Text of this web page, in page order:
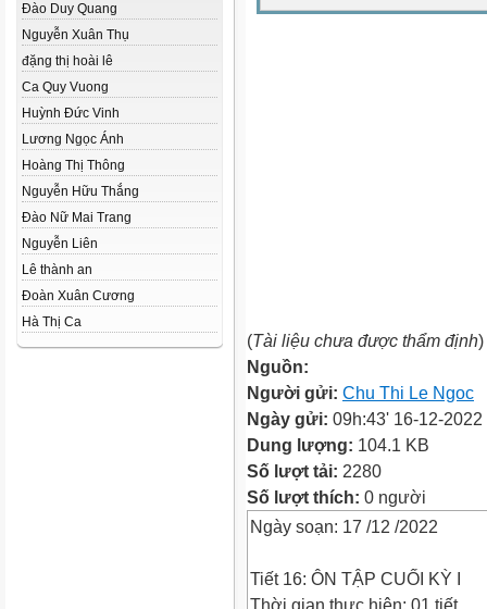
Đào Duy Quang
Nguyễn Xuân Thụ
đặng thị hoài lê
Ca Quy Vuong
Huỳnh Đức Vinh
Lương Ngọc Ánh
Hoàng Thị Thông
Nguyễn Hữu Thắng
Đào Nữ Mai Trang
Nguyễn Liên
Lê thành an
Đoàn Xuân Cương
Hà Thị Ca
(Tài liệu chưa được thẩm định)
Nguồn:
Người gửi: Chu Thi Le Ngoc
Ngày gửi: 09h:43' 16-12-2022
Dung lượng: 104.1 KB
Số lượt tải: 2280
Số lượt thích: 0 người
Ngày soạn: 17 /12 /2022
Tiết 16: ÔN TẬP CUỐI KỲ I
Thời gian thực hiện: 01 tiết